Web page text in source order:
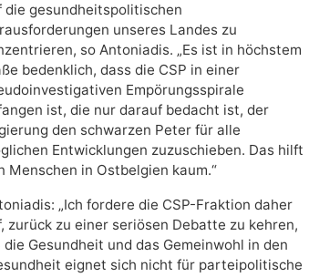
die gesundheitspolitischen
unseres Landes zu
so Antoniadis. „Es ist in höchstem
bedenklich, dass die CSP in einer
Empörungsspirale
ist, die nur darauf bedacht ist, der
den schwarzen Peter für alle
Entwicklungen zuzuschieben. Das hilft
Menschen in Ostbelgien kaum.“
„Ich fordere die CSP-Fraktion daher
zurück zu einer seriösen Debatte zu kehren,
die Gesundheit und das Gemeinwohl in den
eignet sich nicht für parteipolitische